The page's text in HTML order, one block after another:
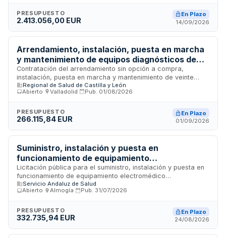
Castellón. El contrato se regirá por las disposiciones de la
Ley de Contratos del Sector Público y se adjudicará
de documentación administrativa, técnica y económica en
sobres electrónicos diferenciados.
PRESUPUESTO
2.413.056,00 EUR
En Plazo
14/09/2026
Arrendamiento, instalación, puesta en marcha
y mantenimiento de equipos diagnósticos de
monitorización sanitaria digital para atención
primaria de la Gerencia Regional de Salud de
Castilla y León
Contratación del arrendamiento sin opción a compra,
instalación, puesta en marcha y mantenimiento de veinte
equipos diagnósticos de monitorización sanitaria digital en
formato de fácil transporte, con integración de datos en la
atención primaria de la Gerencia Regional de Salud de
Castilla y León. El servicio incluye la prestación técnica
cualificados y la disponibilidad de canales de soporte
técnico para consultas e incidencias.
Regional de Salud de Castilla y León
Abierto
Valladolid Pub. 01/08/2026
PRESUPUESTO
266.115,84 EUR
En Plazo
01/09/2026
Suministro, instalación y puesta en
funcionamiento de equipamiento
electromédico para quirófanos y endoscopia
del Hospital Universitario Costa del Sol
Licitación pública para el suministro, instalación y puesta en
funcionamiento de equipamiento electromédico
especializado destinado al Hospital Universitario Costa del
Sol, dependiente del Servicio Andaluz de Salud. El objeto
electrobisturí con módulo de coagulación por plasma de
argón para procedimientos de endoscopia digestiva
convocatoria abierta centralizada por la Central Provincial
Servicio Andaluz de Salud
Abierto
Almogía Pub. 31/07/2026
PRESUPUESTO
332.735,94 EUR
En Plazo
24/08/2026